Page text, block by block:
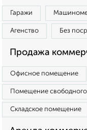
Гаражи
Агенство Без
Продажа
Офисное помещение
Помещение
Складское помещение